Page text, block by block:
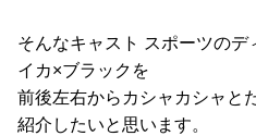
そんなキャスト スポーツの
イカ×ブラックを
前後左右からカシャカシャと
紹介したいと思います。